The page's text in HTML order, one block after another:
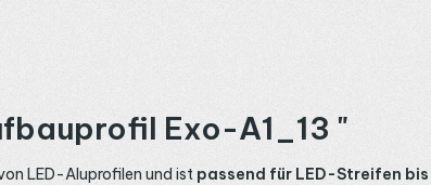
Exo-A1_13 "
LED-Aluprofilen und ist passend für LED-Streifen bis